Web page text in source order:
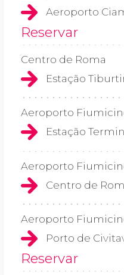
Aeroporto
Reservar
Centro de Roma
Estação
Aeroporto
Estação
Aeroporto
Centro de
Aeroporto
Porto de
Reservar